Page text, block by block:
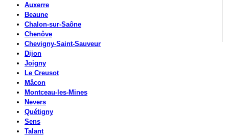
Auxerre
Beaune
Chalon-sur-Saône
Chenôve
Chevigny-Saint-Sauveur
Dijon
Joigny
Le Creusot
Mâcon
Montceau-les-Mines
Nevers
Quétigny
Sens
Talant